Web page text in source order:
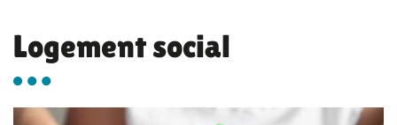
Logement social